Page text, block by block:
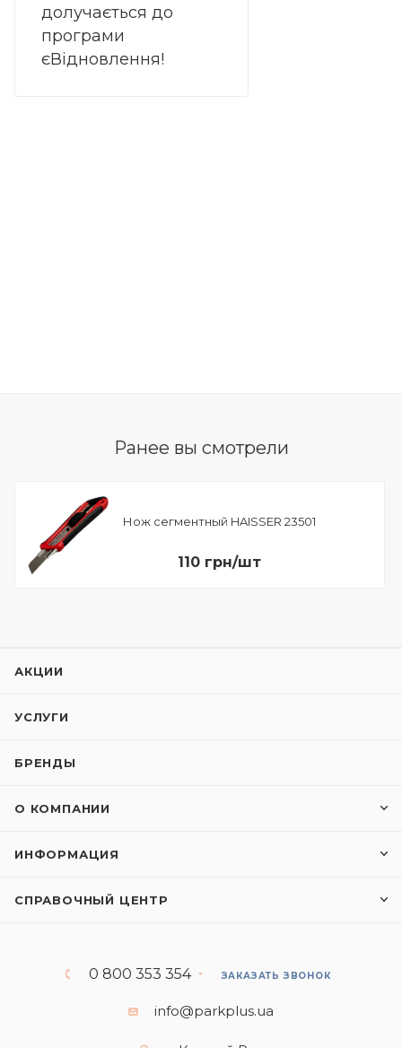
долучається до
програми
єВідновлення!
Ранее вы смотрели
Нож сегментный HAISSER 23501
110 грн/шт
АКЦИИ
УСЛУГИ
БРЕНДЫ
О КОМПАНИИ
ИНФОРМАЦИЯ
СПРАВОЧНЫЙ ЦЕНТР
0 800 353 354 ЗАКАЗАТЬ ЗВОНОК
info@parkplus.ua